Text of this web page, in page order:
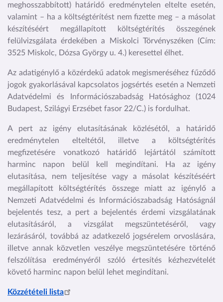
meghosszabbított) határidő eredménytelen eltelte esetén,
valamint – ha a költségtérítést nem fizette meg – a másolat
készítéséért megállapított költségtérítés összegének
felülvizsgálata érdekében a Miskolci Törvényszéken (Cím:
3525 Miskolc, Dózsa György u. 4.) keresettel élhet.
Az adatigénylő a közérdekű adatok megismeréséhez fűződő
jogok gyakorlásával kapcsolatos jogsértés esetén a Nemzeti
Adatvédelmi és Információszabadság Hatósághoz (1024
Budapest, Szilágyi Erzsébet fasor 22/C.) is fordulhat.
A pert az igény elutasításának közlésétől, a határidő
eredménytelen elteltétől, illetve a költségtérítés
megfizetésére vonatkozó határidő lejártától számított
harminc napon belül kell megindítani. Ha az igény
elutasítása, nem teljesítése vagy a másolat készítéséért
megállapított költségtérítés összege miatt az igénylő a
Nemzeti Adatvédelmi és Információszabadság Hatóságnál
bejelentés tesz, a pert a bejelentés érdemi vizsgálatának
elutasításáról, a vizsgálat megszüntetéséről, vagy
lezárásáról, továbbá az adatkezelő jogsérelem orvoslására,
illetve annak közvetlen veszélye megszüntetésére történő
felszólítása eredményéről szóló értesítés kézhezvételét
követő harminc napon belül lehet megindítani.
Közzétételi lista